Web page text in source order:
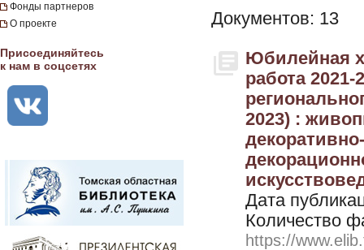
Фонды партнеров
О проекте
Присоединяйтесь
к нам в соцсетях
Документов: 13
Юбилейная
работа
2023) :
Дата
Количество
https://